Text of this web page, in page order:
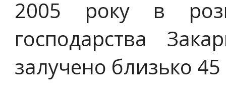
2005 року в
господарства
залучено близько